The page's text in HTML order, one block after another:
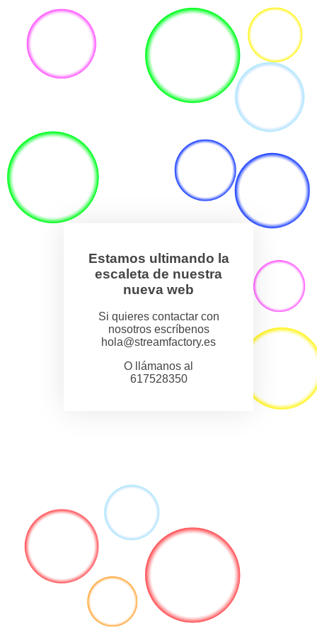
Estamos ultimando la
escaleta de nuestra
nueva web
Si quieres contactar con
nosotros escríbenos
hola@streamfactory.es
O llámanos al
617528350